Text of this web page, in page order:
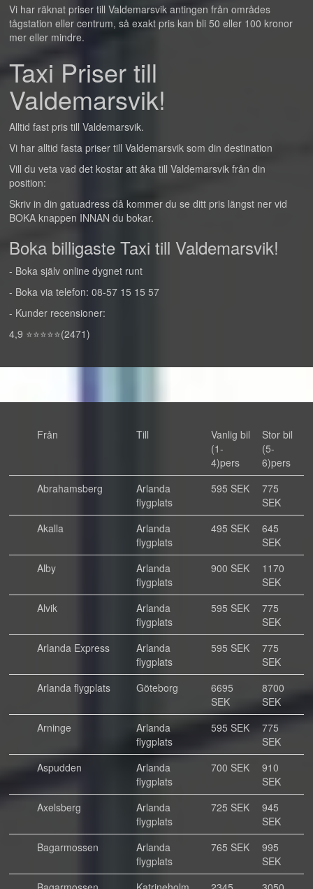
Vi har räknat priser till Valdemarsvik antingen från områdes
tågstation eller centrum, så exakt pris kan bli 50 eller 100 kronor
mer eller mindre.
Taxi Priser till
Valdemarsvik!
Alltid fast pris till Valdemarsvik.
Vi har alltid fasta priser till Valdemarsvik som din destination
Vill du veta vad det kostar att åka till Valdemarsvik från din
position:
Skriv in din gatuadress då kommer du se ditt pris längst ner vid
BOKA knappen INNAN du bokar.
Boka billigaste Taxi till Valdemarsvik!
- Boka själv online dygnet runt
- Boka via telefon: 08-57 15 15 57
- Kunder recensioner:
4,9 ⭐⭐⭐⭐⭐(2471)
Från Till
Vanlig bil
(1-
4)pers
Stor bil
(5-
6)pers
Abrahamsberg
Arlanda
flygplats
595 SEK
775
SEK
Akalla
Arlanda
flygplats
495 SEK
645
SEK
Alby
Arlanda
flygplats
900 SEK
1170
SEK
Alvik
Arlanda
flygplats
595 SEK
775
SEK
Arlanda Express
Arlanda
flygplats
595 SEK
775
SEK
Arlanda flygplats
Göteborg
6695
SEK
8700
SEK
Arninge
Arlanda
flygplats
595 SEK
775
SEK
Aspudden
Arlanda
flygplats
700 SEK
910
SEK
Axelsberg
Arlanda
flygplats
725 SEK
945
SEK
Bagarmossen
Arlanda
flygplats
765 SEK
995
SEK